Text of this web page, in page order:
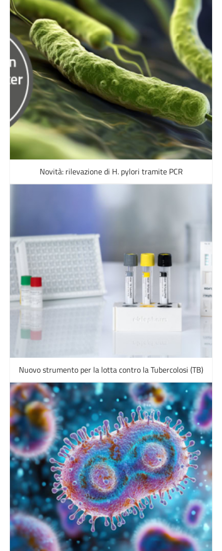
Novità: rilevazione di H. pylori tramite PCR
Nuovo strumento per la lotta contro la Tubercolosi (TB)